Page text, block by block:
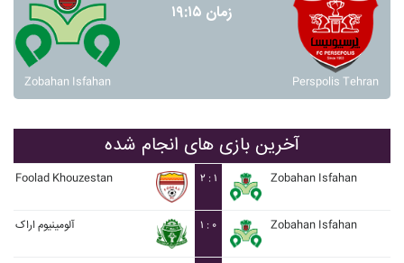
Zobahan Isfahan
زمان ۱۹:۱۵
Perspolis Tehran
آخرین بازی های انجام شده
Foolad Khouzestan ۲ : ۱ Zobahan Isfahan
آلومينيوم اراک ۱ : ۰ Zobahan Isfahan